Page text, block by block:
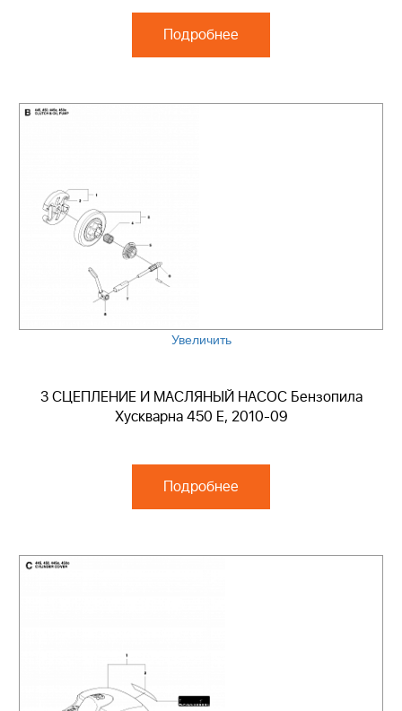
Подробнее
Увеличить
3 СЦЕПЛЕНИЕ И МАСЛЯНЫЙ НАСОС Бензопила
Хускварна 450 E, 2010-09
Подробнее